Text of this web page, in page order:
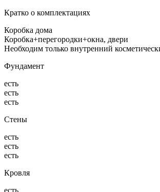
Кратко о комплектациях
Коробка дома
Коробка+перегородки+окна, двери
Необходим только внутренний
Фундамент
есть
есть
есть
Стены
есть
есть
есть
Кровля
есть